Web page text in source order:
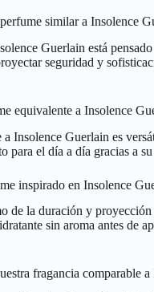
similar a Insolence
Guerlain está
seguridad y
equivalente a Insolence
Insolence Guerlain es
para el día a día gracias a
inspirado en Insolence
de la duración y
sin aroma antes de
fragancia comparable